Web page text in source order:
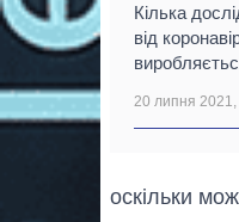
Кілька
від
20 липня
оскільки